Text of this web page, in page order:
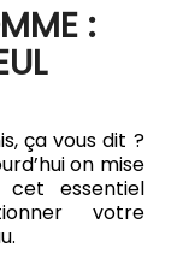
:
ça vous dit ?
on mise
cet essentiel
votre